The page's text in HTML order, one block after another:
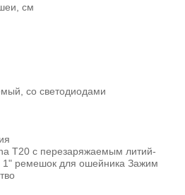
см
со светодиодами
T20 с перезаряжаемым литий-
1" ремешок для ошейника Зажим